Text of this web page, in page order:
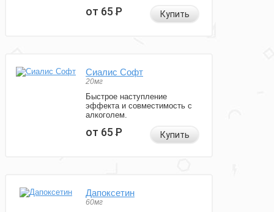
от 65Р Купить
Сиалис Софт
20мг
Быстрое наступление
эффекта и совместимость с
алкоголем.
от 65Р Купить
Дапоксетин
60мг